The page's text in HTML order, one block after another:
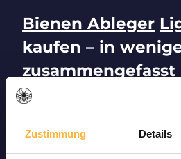
Zustimmung Details
Bienen Ableger
kaufen – in
zusammengefasst
Der
besonders sanftmütig,
leistungsstark erwiesen
Bestellung unserer